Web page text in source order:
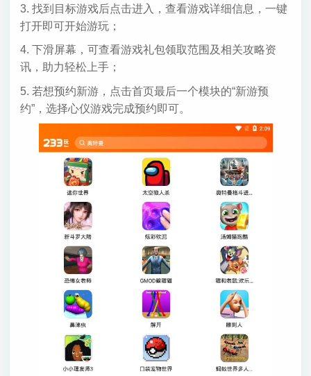
3. 找到目标游戏后点击进入，查看游戏详细信息，一键
打开即可开始游玩；
4. 下滑屏幕，可查看游戏礼包领取范围及相关攻略资
讯，助力轻松上手；
5. 若想预约新游，点击首页最后一个模块的“新游预
约”，选择心仪游戏完成预约即可。